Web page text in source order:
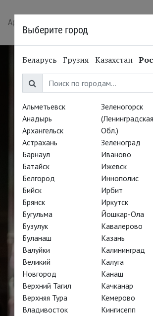
Арт-лекторий в кино
Выберите город
Беларусь Грузия Казахстан
Альметьевск
Анадырь
Архангельск
Астрахань
Барнаул
Батайск
Белгород
Бийск
Брянск
Бугульма
Бузулук
Буланаш
Валуйки
Великий
Новгород
Верхний Тагил
Верхняя Тура
Владивосток
Зеленогорск
(Ленинградская
Обл.)
Зеленоград
Иваново
Ижевск
Иннополис
Ирбит
Иркутск
Йошкар-Ола
Кавалерово
Казань
Калининград
Калуга
Канаш
Качканар
Кемерово
Кингисепп